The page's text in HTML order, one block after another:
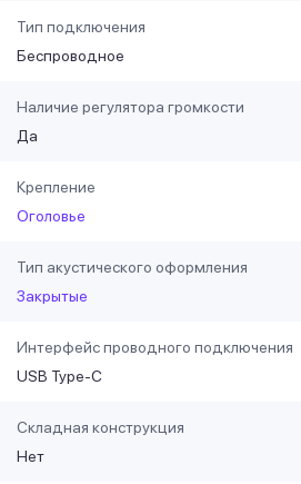
Тип подключения
Беспроводное
Наличие регулятора громкости
Да
Крепление
Оголовье
Тип акустического оформления
Закрытые
Интерфейс проводного подключения
USB Type-C
Складная конструкция
Нет